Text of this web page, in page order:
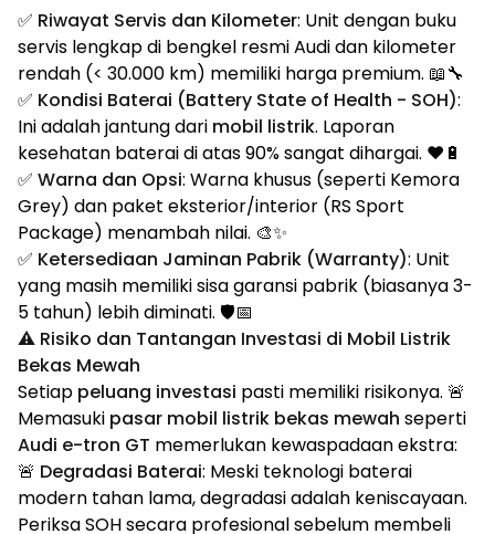
✅ Riwayat Servis dan Kilometer: Unit dengan buku
servis lengkap di bengkel resmi Audi dan kilometer
rendah (< 30.000 km) memiliki harga premium. 📖🔧
✅ Kondisi Baterai (Battery State of Health - SOH):
Ini adalah jantung dari mobil listrik. Laporan
kesehatan baterai di atas 90% sangat dihargai. ❤️🔋
✅ Warna dan Opsi: Warna khusus (seperti Kemora
Grey) dan paket eksterior/interior (RS Sport
Package) menambah nilai. 🎨✨
✅ Ketersediaan Jaminan Pabrik (Warranty): Unit
yang masih memiliki sisa garansi pabrik (biasanya 3-
5 tahun) lebih diminati. 🛡️📅
⚠️ Risiko dan Tantangan Investasi di Mobil Listrik
Bekas Mewah
Setiap peluang investasi pasti memiliki risikonya. 🚨
Memasuki pasar mobil listrik bekas mewah seperti
Audi e-tron GT memerlukan kewaspadaan ekstra:
🚨 Degradasi Baterai: Meski teknologi baterai
modern tahan lama, degradasi adalah keniscayaan.
Periksa SOH secara profesional sebelum membeli